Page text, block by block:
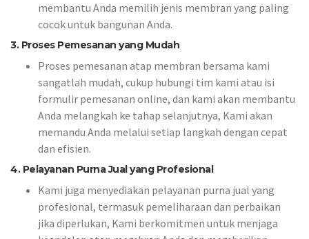
membantu Anda memilih jenis membran yang paling
cocok untuk bangunan Anda.
3. Proses Pemesanan yang Mudah
Proses pemesanan atap membran bersama kami
sangatlah mudah, cukup hubungi tim kami atau isi
formulir pemesanan online, dan kami akan membantu
Anda melangkah ke tahap selanjutnya, Kami akan
memandu Anda melalui setiap langkah dengan cepat
dan efisien.
4. Pelayanan Purna Jual yang Profesional
Kami juga menyediakan pelayanan purna jual yang
profesional, termasuk pemeliharaan dan perbaikan
jika diperlukan, Kami berkomitmen untuk menjaga